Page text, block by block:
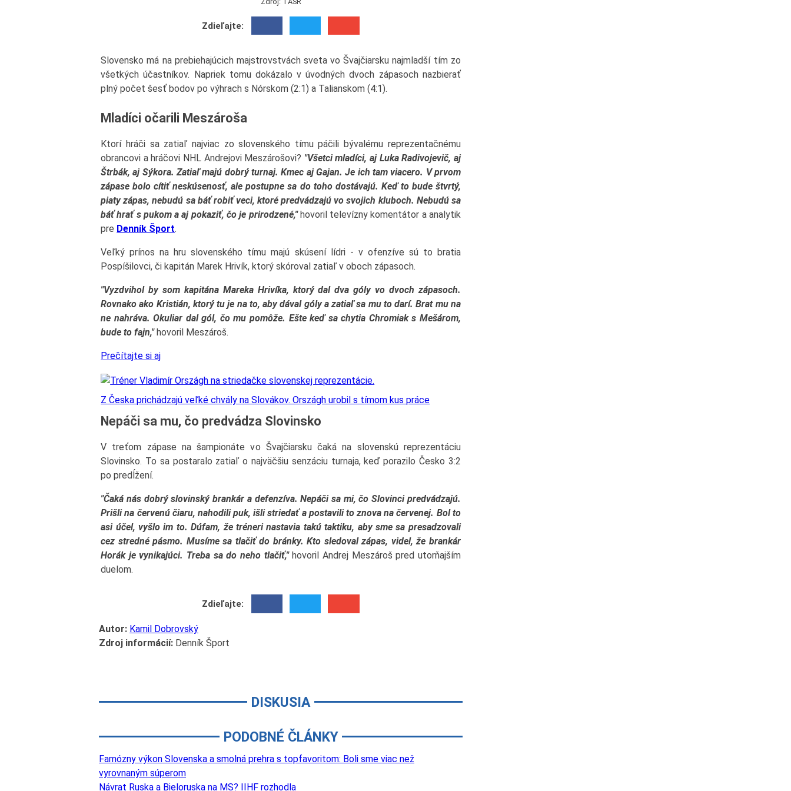
Zdieľajte:
Slovensko má na prebiehajúcich majstrovstvách sveta vo Švajčiarsku najmladší tím zo
všetkých účastníkov. Napriek tomu dokázalo v úvodných dvoch zápasoch nazbierať
plný počet šesť bodov po výhrach s Nórskom (2:1) a Talianskom (4:1).
Mladíci očarili Meszároša
Ktorí hráči sa zatiaľ najviac zo slovenského tímu páčili bývalému reprezentačnému
obrancovi a hráčovi NHL Andrejovi Meszárošovi? "Všetci mladíci, aj Luka Radivojevič, aj
Štrbák, aj Sýkora. Zatiaľ majú dobrý turnaj. Kmec aj Gajan. Je ich tam viacero. V prvom
zápase bolo cítiť neskúsenosť, ale postupne sa do toho dostávajú. Keď to bude štvrtý,
piaty zápas, nebudú sa báť robiť veci, ktoré predvádzajú vo svojich kluboch. Nebudú sa
báť hrať s pukom a aj pokaziť, čo je prirodzené,"hovoril televízny komentátor a analytik
pre Denník Šport.
Veľký prínos na hru slovenského tímu majú skúsení lídri - v ofenzíve sú to bratia
Pospíšilovci, či kapitán Marek Hrivík, ktorý skóroval zatiaľ v oboch zápasoch.
"Vyzdvihol by som kapitána Mareka Hrivíka, ktorý dal dva góly vo dvoch zápasoch.
Rovnako ako Kristián, ktorý tu je na to, aby dával góly a zatiaľ sa mu to darí. Brat mu na
ne nahráva. Okuliar dal gól, čo mu pomôže. Ešte keď sa chytia Chromiak s Mešárom,
bude to fajn,"hovoril Meszároš.
Prečítajte si aj
Z Česka prichádzajú veľké chvály na Slovákov. Országh urobil s tímom kus práce
Nepáči sa mu, čo predvádza Slovinsko
V treťom zápase na šampionáte vo Švajčiarsku čaká na slovenskú reprezentáciu
Slovinsko. To sa postaralo zatiaľ o najväčšiu senzáciu turnaja, keď porazilo Česko 3:2
po predĺžení.
"Čaká nás dobrý slovinský brankár a defenzíva. Nepáči sa mi, čo Slovinci predvádzajú.
Prišli na červenú čiaru, nahodili puk, išli striedať a postavili to znova na červenej. Bol to
asi účel, vyšlo im to. Dúfam, že tréneri nastavia takú taktiku, aby sme sa presadzovali
cez stredné pásmo. Musíme sa tlačiť do bránky. Kto sledoval zápas, videl, že brankár
Horák je vynikajúci. Treba sa do neho tlačiť,"hovoril Andrej Meszároš pred utorňajším
duelom.
Zdieľajte:
Autor: Kamil Dobrovský
Zdroj informácií: Denník Šport
DISKUSIA
PODOBNÉ ČLÁNKY
Famózny výkon Slovenska a smolná prehra s topfavoritom: Boli sme viac než
vyrovnaným súperom
Návrat Ruska a Bieloruska na MS? IIHF rozhodla